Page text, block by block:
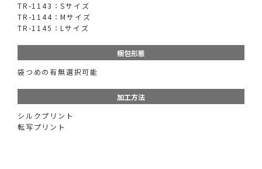
TR-1143：Sサイズ
TR-1144：Mサイズ
TR-1145：Lサイズ
梱包形態
袋つめの有無選択可能
加工方法
シルクプリント
転写プリント